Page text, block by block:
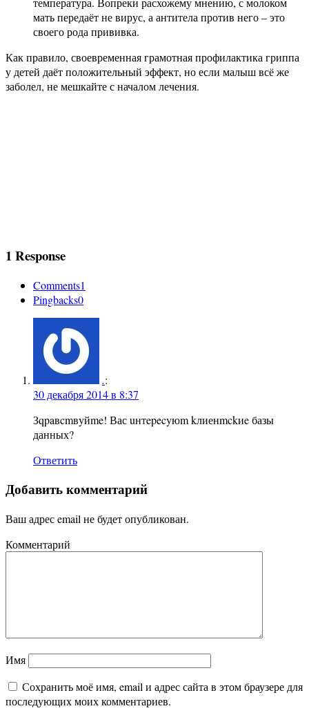
мать передаёт не вирус, а антитела против него – это
своего рода прививка.
Как правило, своевременная грамотная профилактика гриппа
у детей даёт положительный эффект, но если малыш всё же
заболел, не мешкайте с началом лечения.
1 Response
Comments1
Pingbacks0
.:
30 декабря 2014 в 8:37
Зqpaвcmвyйme! Вас uнтepecyюm kлиенmckиe базы
данных?
Ответить
Добавить комментарий
Ваш адрес email не будет опубликован.
Комментарий
Имя
Сохранить моё имя, email и адрес сайта в этом браузере для
последующих моих комментариев.